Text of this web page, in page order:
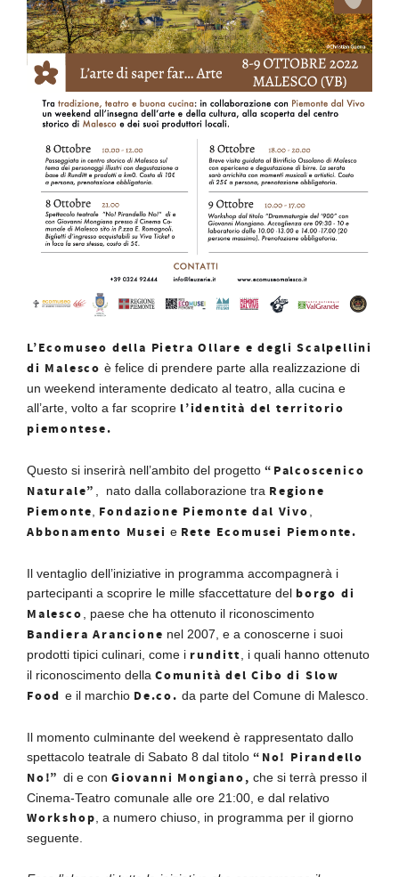
L’Ecomuseo della Pietra Ollare e degli Scalpellini
di Malesco è felice di prendere parte alla realizzazione di
un weekend interamente dedicato al teatro, alla cucina e
all’arte, volto a far scoprire l’identità del territorio
piemontese.
Questo si inserirà nell’ambito del progetto “Palcoscenico
Naturale”
, nato dalla collaborazione tra Regione
Piemonte Fondazione Piemonte dal Vivo
Abbonamento Musei e Rete Ecomusei Piemonte.
Il ventaglio dell’iniziative in programma accompagnerà i
partecipanti a scoprire le mille sfaccettature del borgo di
Malesco
, paese che ha ottenuto il riconoscimento
Bandiera Arancione nel 2007, e a conoscerne i suoi
prodotti tipici culinari, come i runditt
, i quali hanno ottenuto
il riconoscimento della Comunità del Cibo di Slow
Food e il marchio De.co. da parte del Comune di Malesco.
Il momento culminante del weekend è rappresentato dallo
spettacolo teatrale di Sabato 8 dal titolo “No! Pirandello
No!” di e con Giovanni Mongiano, che si terrà presso il
Cinema-Teatro comunale alle ore 21:00, e dal relativo
Workshop , a numero chiuso, in programma per il giorno
seguente.